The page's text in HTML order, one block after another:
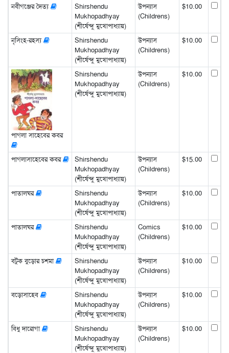
নবীগঞ্জের দৈত্য
Shirshendu
Mukhopadhyay
(শীর্ষেন্দু মুখোপাধ্যায়)
উপন্যাস
(Childrens)
$10.00
নৃসিংহ-রহস্য
Shirshendu
Mukhopadhyay
(শীর্ষেন্দু মুখোপাধ্যায়)
উপন্যাস
(Childrens)
$10.00
পাগলা সাহেবের কবর
Shirshendu
Mukhopadhyay
(শীর্ষেন্দু মুখোপাধ্যায়)
উপন্যাস
(Childrens)
$10.00
পাগলাসাহেবের কবর
Shirshendu
Mukhopadhyay
(শীর্ষেন্দু মুখোপাধ্যায়)
উপন্যাস
(Childrens)
$15.00
পাতালঘর
Shirshendu
Mukhopadhyay
(শীর্ষেন্দু মুখোপাধ্যায়)
উপন্যাস
(Childrens)
$10.00
পাতালঘর
Shirshendu
Mukhopadhyay
(শীর্ষেন্দু মুখোপাধ্যায়)
Comics
(Childrens)
$10.00
বটুক বুড়োর চশমা
Shirshendu
Mukhopadhyay
(শীর্ষেন্দু মুখোপাধ্যায়)
উপন্যাস
(Childrens)
$10.00
বড়োসাহেব
Shirshendu
Mukhopadhyay
(শীর্ষেন্দু মুখোপাধ্যায়)
উপন্যাস
(Childrens)
$10.00
বিধু দারোগা
Shirshendu
Mukhopadhyay
(শীর্ষেন্দু মুখোপাধ্যায়)
উপন্যাস
(Childrens)
$10.00